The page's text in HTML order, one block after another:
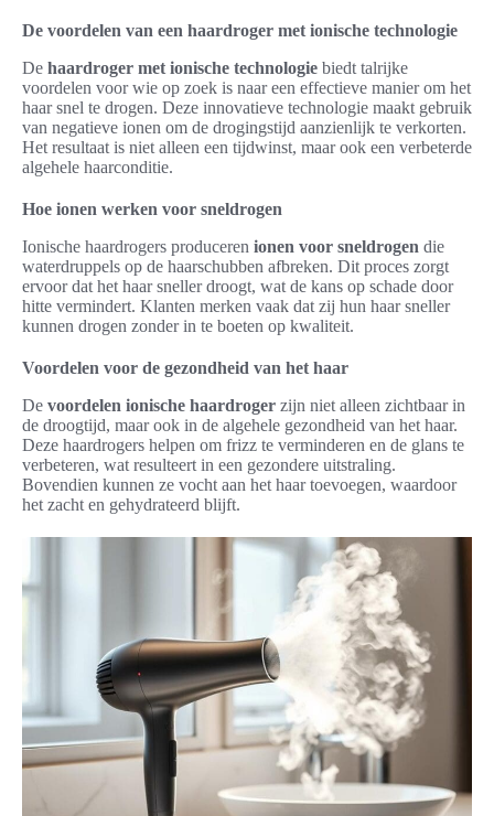
De voordelen van een haardroger met ionische technologie
De haardroger met ionische technologie biedt talrijke
voordelen voor wie op zoek is naar een effectieve manier om het
haar snel te drogen. Deze innovatieve technologie maakt gebruik
van negatieve ionen om de drogingstijd aanzienlijk te verkorten.
Het resultaat is niet alleen een tijdwinst, maar ook een verbeterde
algehele haarconditie.
Hoe ionen werken voor sneldrogen
Ionische haardrogers produceren ionen voor sneldrogen die
waterdruppels op de haarschubben afbreken. Dit proces zorgt
ervoor dat het haar sneller droogt, wat de kans op schade door
hitte vermindert. Klanten merken vaak dat zij hun haar sneller
kunnen drogen zonder in te boeten op kwaliteit.
Voordelen voor de gezondheid van het haar
De voordelen ionische haardroger zijn niet alleen zichtbaar in
de droogtijd, maar ook in de algehele gezondheid van het haar.
Deze haardrogers helpen om frizz te verminderen en de glans te
verbeteren, wat resulteert in een gezondere uitstraling.
Bovendien kunnen ze vocht aan het haar toevoegen, waardoor
het zacht en gehydrateerd blijft.